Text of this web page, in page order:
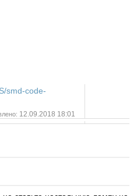
smd-code-
12.09.2018 18:01